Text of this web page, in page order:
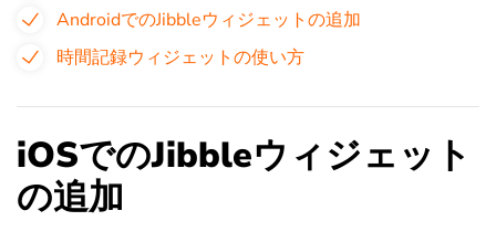
AndroidでのJibbleウィジェットの追加
時間記録ウィジェットの使い方
iOSでのJibbleウィジェット
の追加